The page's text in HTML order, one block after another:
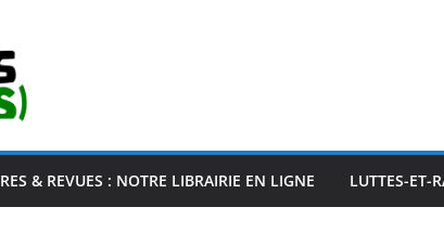
& REVUES : NOTRE LIBRAIRIE EN LIGNE LUTTES-ET-